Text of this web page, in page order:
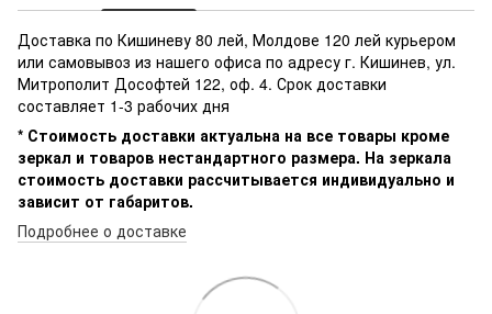
Доставка по Кишиневу 80 лей, Молдове 120 лей курьером
или самовывоз из нашего офиса по адресу г. Кишинев, ул.
Митрополит Дософтей 122, оф. 4. Срок доставки
составляет 1-3 рабочих дня
* Стоимость доставки актуальна на все товары кроме
зеркал и товаров нестандартного размера. На зеркала
стоимость доставки рассчитывается индивидуально и
зависит от габаритов.
Подробнее о доставке